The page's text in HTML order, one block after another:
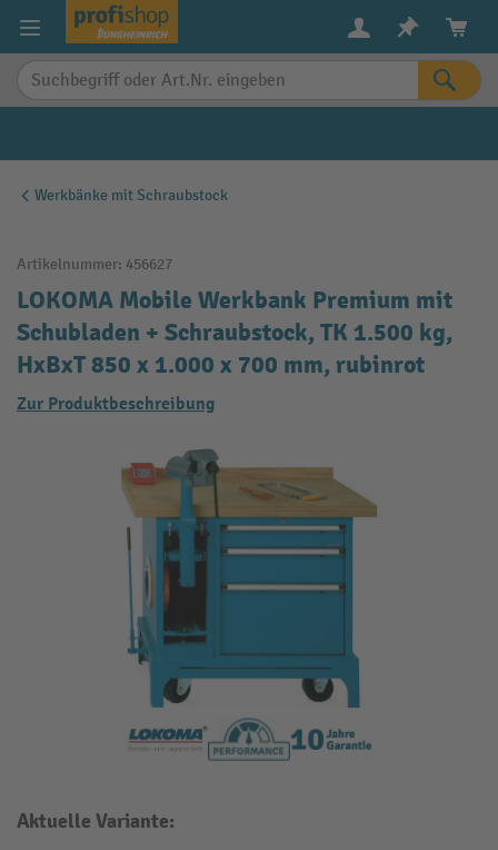
springen
Werkbänke mit Schraubstock
Artikelnummer: 456627
LOKOMA Mobile Werkbank Premium mit
Schubladen + Schraubstock, TK 1.500 kg,
HxBxT 850 x 1.000 x 700 mm, rubinrot
Zur Produktbeschreibung
Aktuelle Variante: